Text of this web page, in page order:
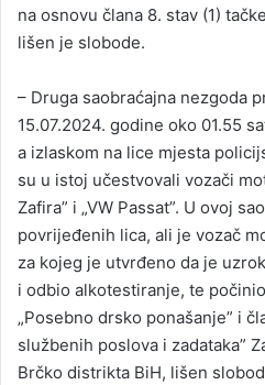
na osnovu člana 8. stav (1)
lišen je slobode.
– Druga saobraćajna nezgoda
15.07.2024. godine oko 01.55
a izlaskom na lice mjesta
su u istoj učestvovali vozači
Zafira” i „VW Passat”. U ovoj
povrijeđenih lica, ali je vozač
za kojeg je utvrđeno da je
i odbio alkotestiranje, te
„Posebno drsko ponašanje” i
službenih poslova i zadataka”
Brčko distrikta BiH, lišen